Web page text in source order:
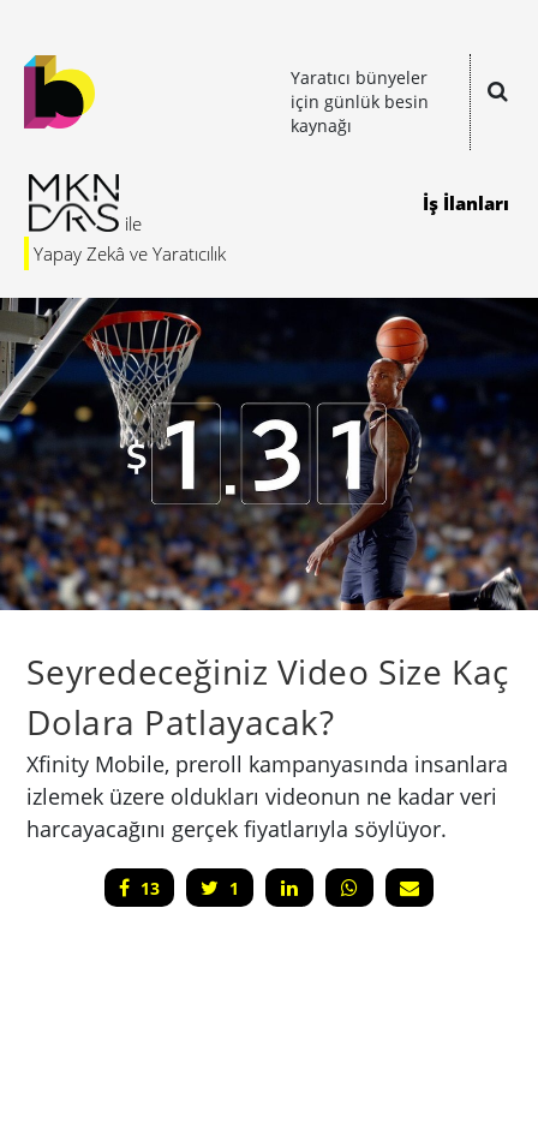
Yaratıcı bünyeler
için günlük besin
kaynağı
Yapay Zekâ ve Yaratıcılık
İş İlanları
Seyredeceğiniz Video Size Kaç
Dolara Patlayacak?
Xfinity Mobile, preroll kampanyasında insanlara
izlemek üzere oldukları videonun ne kadar veri
harcayacağını gerçek fiyatlarıyla söylüyor.
13 1